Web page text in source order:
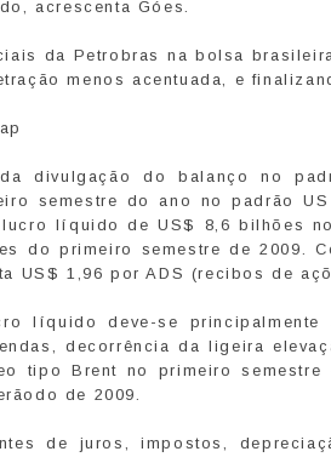
acrescenta Góes.
da Petrobras na bolsa
menos acentuada, e
divulgação do balanço no
semestre do ano no padrão
lucro líquido de US$ 8,6 bilhões
do primeiro semestre de 2009.
US$ 1,96 por ADS (recibos de
líquido deve-se
decorrência da ligeira
tipo Brent no primeiro
de 2009.
de juros, impostos,